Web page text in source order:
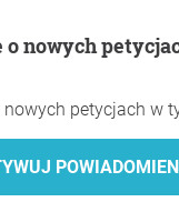
petycjach w